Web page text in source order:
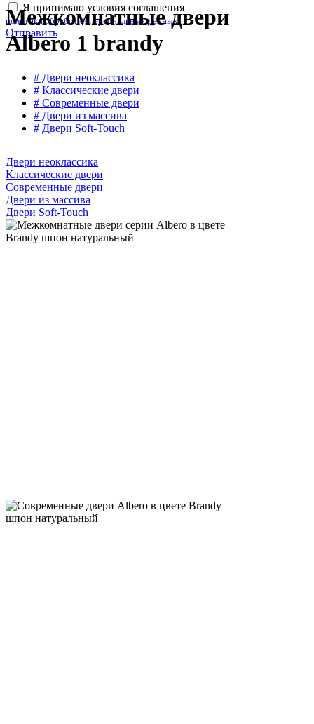
Я принимаю условия соглашения
политики обработки персональных данных
Отправить
Межкомнатные двери
Albero 1 brandy
# Двери неоклассика
# Классические двери
# Современные двери
# Двери из массива
# Двери Soft-Touch
Двери неоклассика
Классические двери
Современные двери
Двери из массива
Двери Soft-Touch